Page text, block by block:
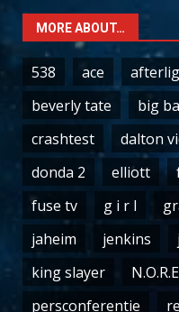
MORE ABOUT…
538 ace
beverly tate
big
crashtest
dalton
donda 2
elliott
fuse tv
g i r l
jaheim
jenkins
king slayer
N.O.R.E
persconferentie